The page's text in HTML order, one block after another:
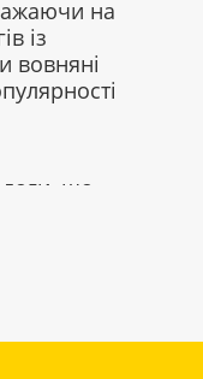
на
із
вовняні
що
(при
повітря;